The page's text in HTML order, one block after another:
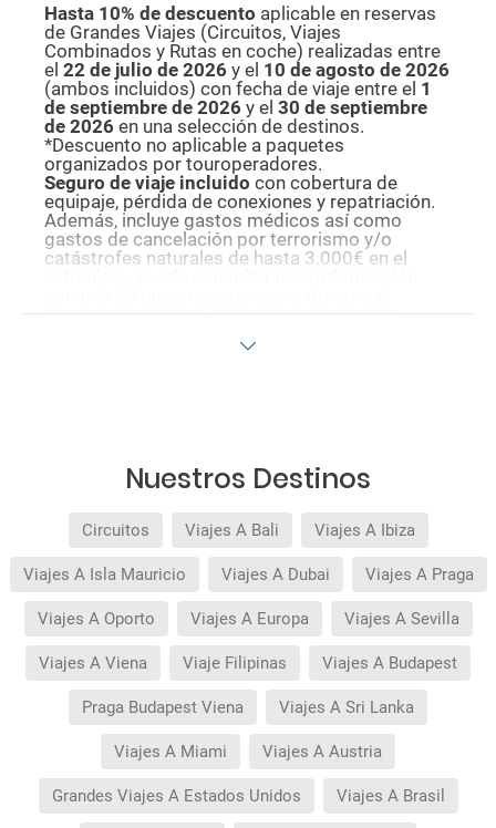
Hasta 10% de descuento aplicable en reservas
de Grandes Viajes (Circuitos, Viajes
Combinados y Rutas en coche) realizadas entre
el 22 de julio de 2026 y el 10 de agosto de 2026
(ambos incluidos) con fecha de viaje entre el 1
de septiembre de 2026 y el 30 de septiembre
de 2026 en una selección de destinos.
*Descuento no aplicable a paquetes
organizados por touroperadores.
Seguro de viaje incluido con cobertura de
equipaje, pérdida de conexiones y repatriación.
Además, incluye gastos médicos así como
gastos de cancelación por terrorismo y/o
catástrofes naturales de hasta 3.000€ en el
si quiere reforzar esta asistencia tiene que
Quedan excluidos los productos de terceros de
esta promoción.Nuestros Destinos
Circuitos Viajes A Bali Viajes A Ibiza
Viajes A Isla Mauricio Viajes A Dubai Viajes A Praga
Viajes A Oporto Viajes A Europa Viajes A Sevilla
Viajes A Viena Viaje Filipinas Viajes A Budapest
Praga Budapest Viena Viajes A Sri Lanka
Viajes A Miami Viajes A Austria
Grandes Viajes A Estados Unidos Viajes A Brasil